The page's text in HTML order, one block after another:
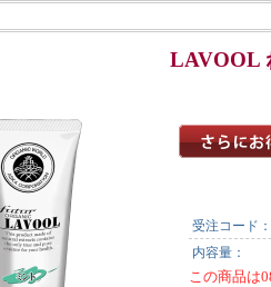
LAVOOL
受注コード：
内容量：
この商品は